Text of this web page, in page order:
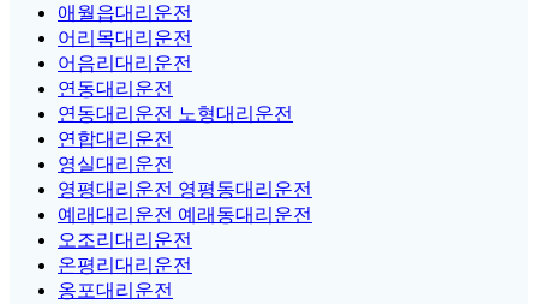
애월읍대리운전
어리목대리운전
어음리대리운전
연동대리운전
연동대리운전 노형대리운전
연합대리운전
영실대리운전
영평대리운전 영평동대리운전
예래대리운전 예래동대리운전
오조리대리운전
온평리대리운전
옹포대리운전